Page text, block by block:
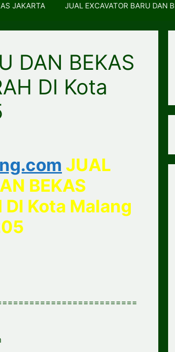
JAKARTA JUAL EXCAVATOR BARU DAN
DAN BEKAS
DI Kota
JUAL
BEKAS
DI Kota Malang